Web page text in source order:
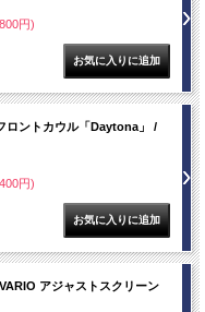
円)
ロントカウル「Daytona」 /
円)
アジャストスクリーン